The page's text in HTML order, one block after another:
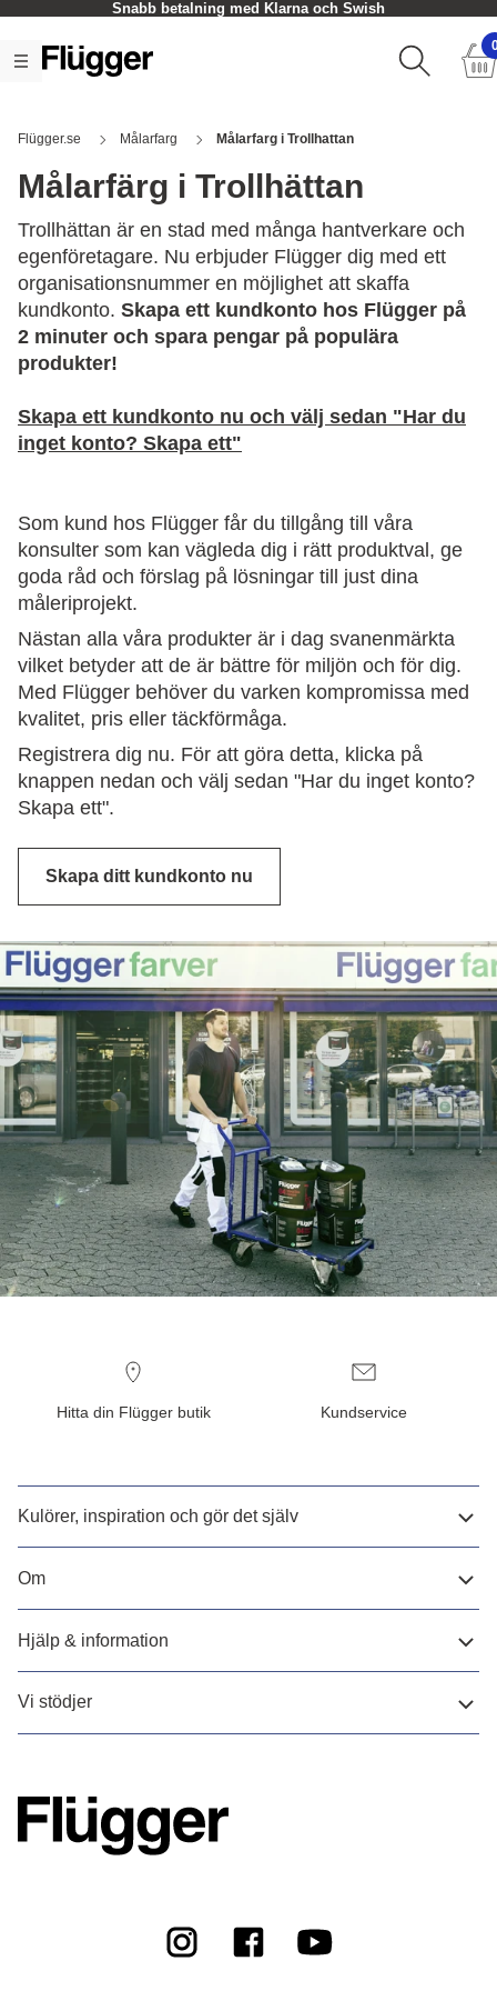
Snabb betalning med Klarna och Swish
Flügger.se Målarfarg Målarfarg i Trollhattan
Målarfärg i Trollhättan
Trollhättan är en stad med många hantverkare och
egenföretagare. Nu erbjuder Flügger dig med ett
organisationsnummer en möjlighet att skaffa
kundkonto. Skapa ett kundkonto hos Flügger på
2 minuter och spara pengar på populära
produkter!
Skapa ett kundkonto nu och välj sedan "Har du
inget konto? Skapa ett"
Som kund hos Flügger får du tillgång till våra
konsulter som kan vägleda dig i rätt produktval, ge
goda råd och förslag på lösningar till just dina
måleriprojekt.
Nästan alla våra produkter är i dag svanenmärkta
vilket betyder att de är bättre för miljön och för dig.
Med Flügger behöver du varken kompromissa med
kvalitet, pris eller täckförmåga.
Registrera dig nu. För att göra detta, klicka på
knappen nedan och välj sedan "Har du inget konto?
Skapa ett".
Skapa ditt kundkonto nu
Hitta din Flügger butik Kundservice
Kulörer, inspiration och gör det själv
Om
Hjälp & information
Vi stödjer